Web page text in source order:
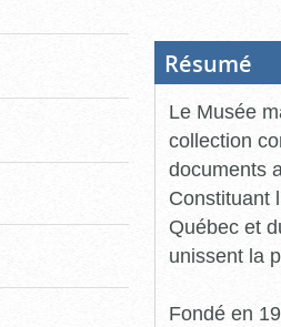
Résumé
Le Musée
collection
documents
Constituant
Québec et
unissent la
Fondé en